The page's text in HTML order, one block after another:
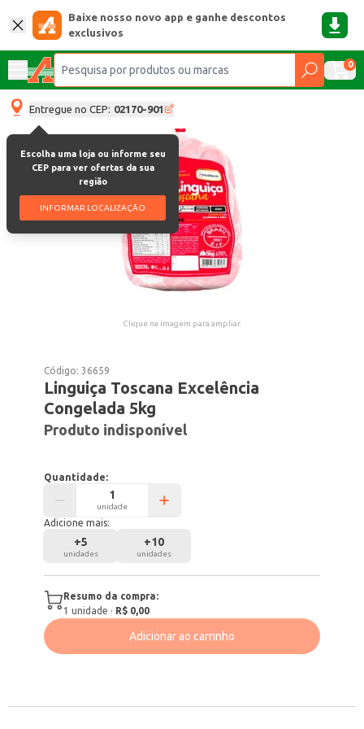
Baixe nosso novo app e ganhe descontos
exclusivos
0
Entregue no CEP: 02170-901
Escolha uma loja ou informe seu
CEP para ver ofertas da sua
região
INFORMAR LOCALIZAÇÃO
Clique na imagem para ampliar.
Código:36659
Linguiça Toscana Excelência
Congelada 5kg
Produto indisponível
Quantidade:
unidade
Adicione mais:
+5
unidades
+10
unidades
Resumo da compra:
1 unidade · R$ 0,00
Adicionar ao carrinho